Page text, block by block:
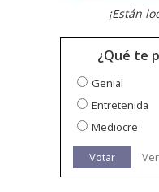
¡Están
¿Qué te
Genial
Entretenida
Mediocre
Votar